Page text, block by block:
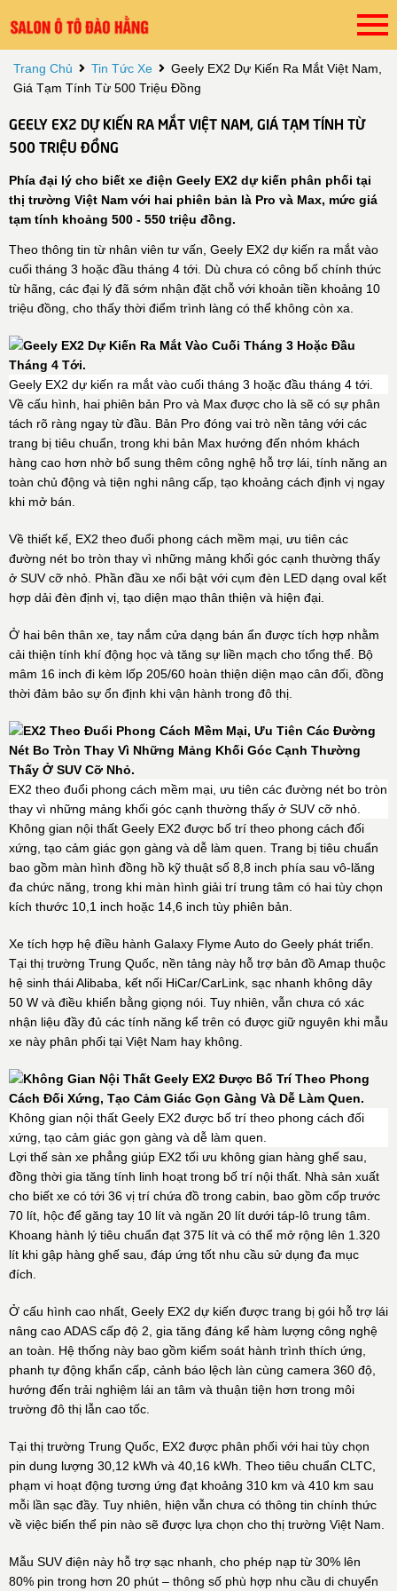
Trang Chủ Tin Tức Xe
Geely EX2 Dự Kiến Ra Mắt Việt Nam,
Giá Tạm Tính Từ 500 Triệu Đồng
GEELY EX2 DỰ KIẾN RA MẮT VIỆT NAM, GIÁ TẠM TÍNH TỪ
500 TRIỆU ĐỒNG
Phía đại lý cho biết xe điện Geely EX2 dự kiến phân phối tại
thị trường Việt Nam với hai phiên bản là Pro và Max, mức giá
tạm tính khoảng 500 - 550 triệu đồng.
Theo thông tin từ nhân viên tư vấn, Geely EX2 dự kiến ra mắt vào
cuối tháng 3 hoặc đầu tháng 4 tới. Dù chưa có công bố chính thức
từ hãng, các đại lý đã sớm nhận đặt chỗ với khoản tiền khoảng 10
triệu đồng, cho thấy thời điểm trình làng có thể không còn xa.
Geely EX2 dự kiến ra mắt vào cuối tháng 3 hoặc đầu tháng 4 tới.
Về cấu hình, hai phiên bản Pro và Max được cho là sẽ có sự phân
tách rõ ràng ngay từ đầu. Bản Pro đóng vai trò nền tảng với các
trang bị tiêu chuẩn, trong khi bản Max hướng đến nhóm khách
hàng cao hơn nhờ bổ sung thêm công nghệ hỗ trợ lái, tính năng an
toàn chủ động và tiện nghi nâng cấp, tạo khoảng cách định vị ngay
khi mở bán.
Về thiết kế, EX2 theo đuổi phong cách mềm mại, ưu tiên các
đường nét bo tròn thay vì những mảng khối góc cạnh thường thấy
ở SUV cỡ nhỏ. Phần đầu xe nổi bật với cụm đèn LED dạng oval kết
hợp dải đèn định vị, tạo diện mạo thân thiện và hiện đại.
Ở hai bên thân xe, tay nắm cửa dạng bán ẩn được tích hợp nhằm
cải thiện tính khí động học và tăng sự liền mạch cho tổng thể. Bộ
mâm 16 inch đi kèm lốp 205/60 hoàn thiện diện mạo cân đối, đồng
thời đảm bảo sự ổn định khi vận hành trong đô thị.
EX2 theo đuổi phong cách mềm mại, ưu tiên các đường nét bo tròn
thay vì những mảng khối góc cạnh thường thấy ở SUV cỡ nhỏ.
Không gian nội thất Geely EX2 được bố trí theo phong cách đối
xứng, tạo cảm giác gọn gàng và dễ làm quen. Trang bị tiêu chuẩn
bao gồm màn hình đồng hồ kỹ thuật số 8,8 inch phía sau vô-lăng
đa chức năng, trong khi màn hình giải trí trung tâm có hai tùy chọn
kích thước 10,1 inch hoặc 14,6 inch tùy phiên bản.
Xe tích hợp hệ điều hành Galaxy Flyme Auto do Geely phát triển.
Tại thị trường Trung Quốc, nền tảng này hỗ trợ bản đồ Amap thuộc
hệ sinh thái Alibaba, kết nối HiCar/CarLink, sạc nhanh không dây
50 W và điều khiển bằng giọng nói. Tuy nhiên, vẫn chưa có xác
nhận liệu đầy đủ các tính năng kể trên có được giữ nguyên khi mẫu
xe này phân phối tại Việt Nam hay không.
Không gian nội thất Geely EX2 được bố trí theo phong cách đối
xứng, tạo cảm giác gọn gàng và dễ làm quen.
Lợi thế sàn xe phẳng giúp EX2 tối ưu không gian hàng ghế sau,
đồng thời gia tăng tính linh hoạt trong bố trí nội thất. Nhà sản xuất
cho biết xe có tới 36 vị trí chứa đồ trong cabin, bao gồm cốp trước
70 lít, hộc để găng tay 10 lít và ngăn 20 lít dưới táp-lô trung tâm.
Khoang hành lý tiêu chuẩn đạt 375 lít và có thể mở rộng lên 1.320
lít khi gập hàng ghế sau, đáp ứng tốt nhu cầu sử dụng đa mục
đích.
Ở cấu hình cao nhất, Geely EX2 dự kiến được trang bị gói hỗ trợ lái
nâng cao ADAS cấp độ 2, gia tăng đáng kể hàm lượng công nghệ
an toàn. Hệ thống này bao gồm kiểm soát hành trình thích ứng,
phanh tự động khẩn cấp, cảnh báo lệch làn cùng camera 360 độ,
hướng đến trải nghiệm lái an tâm và thuận tiện hơn trong môi
trường đô thị lẫn cao tốc.
Tại thị trường Trung Quốc, EX2 được phân phối với hai tùy chọn
pin dung lượng 30,12 kWh và 40,16 kWh. Theo tiêu chuẩn CLTC,
phạm vi hoạt động tương ứng đạt khoảng 310 km và 410 km sau
mỗi lần sạc đầy. Tuy nhiên, hiện vẫn chưa có thông tin chính thức
về việc biến thể pin nào sẽ được lựa chọn cho thị trường Việt Nam.
Mẫu SUV điện này hỗ trợ sạc nhanh, cho phép nạp từ 30% lên
80% pin trong hơn 20 phút – thông số phù hợp nhu cầu di chuyển